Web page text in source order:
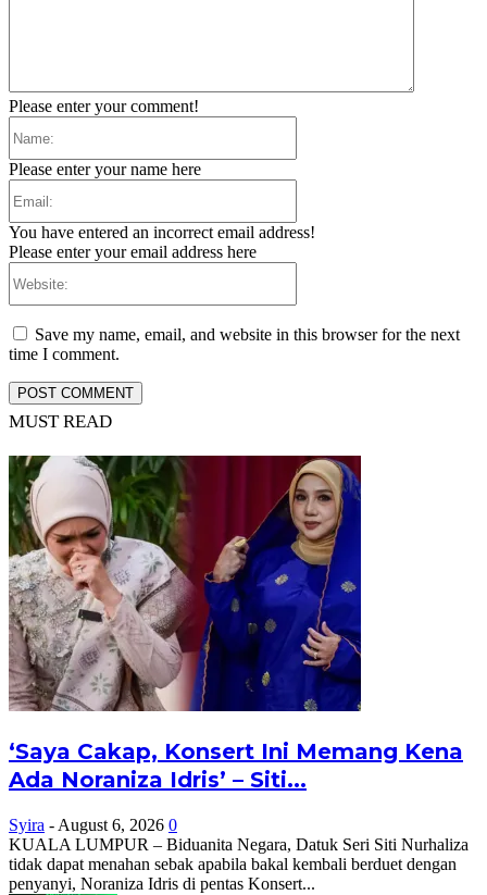
Please enter your comment!
Please enter your name here
You have entered an incorrect email address!
Please enter your email address here
Save my name, email, and website in this browser for the next
time I comment.
MUST READ
‘Saya Cakap, Konsert Ini Memang Kena
Ada Noraniza Idris’ – Siti...
Syira - August 6, 2026 0
KUALA LUMPUR – Biduanita Negara, Datuk Seri Siti Nurhaliza
tidak dapat menahan sebak apabila bakal kembali berduet dengan
penyanyi, Noraniza Idris di pentas Konsert...